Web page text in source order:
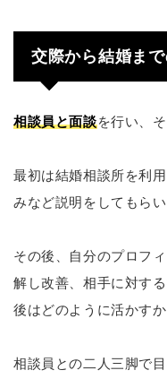
交際から結婚ま
相談員と面談を行い、
最初は結婚相談所を利
みなど説明をしてもらい
その後、自分のプロフ
解し改善、相手に対す
後はどのように活かす
相談員との二人三脚で